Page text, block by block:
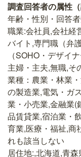
調査回答者の属性
年齢・性別・回答
職業:会社員,会社経
バイト,専門職（弁
（SOHO・デザイ
主婦・主夫,無職,そ
業種：農業・林業
の製造業,電気・ガ
業・小売業,金融業(
品賃貸業,宿泊業・
育業,医療・福祉,商
れも該当しない
居住地:,北海道,青